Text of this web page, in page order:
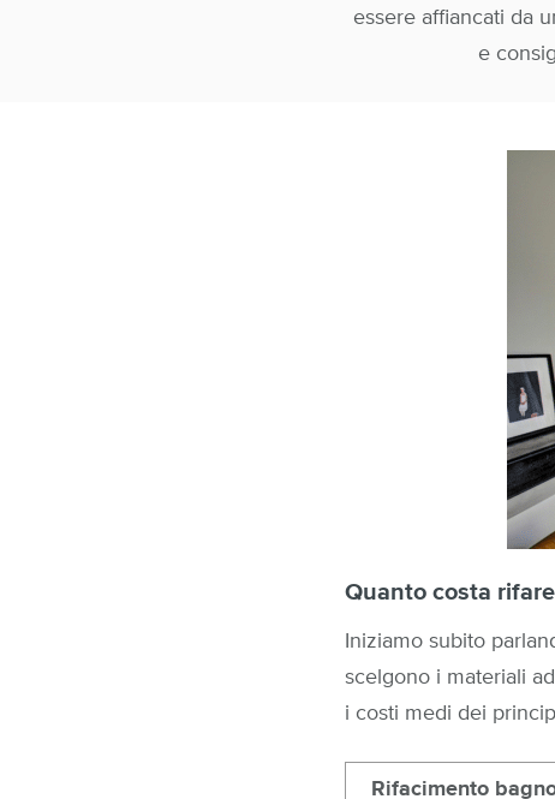
essere affiancati da
e
Quanto costa
Iniziamo subito
scelgono i materiali
i costi medi dei
Rifacimento